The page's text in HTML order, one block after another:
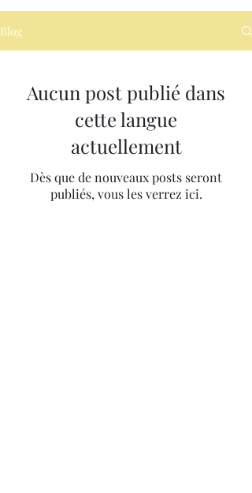
Blog
Aucun post publié dans
cette langue
actuellement
Dès que de nouveaux posts seront
publiés, vous les verrez ici.